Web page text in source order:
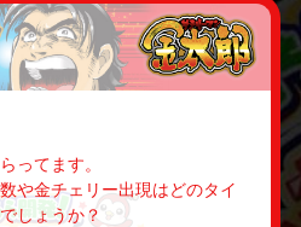
ってます。
や金チェリー出現はどのタイ
しょうか？